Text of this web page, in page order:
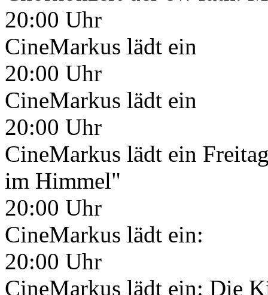
20:00 Uhr
CineMarkus lädt ein
20:00 Uhr
CineMarkus lädt ein
20:00 Uhr
CineMarkus lädt ein
im Himmel"
20:00 Uhr
CineMarkus lädt ein:
20:00 Uhr
CineMarkus lädt ein: Die